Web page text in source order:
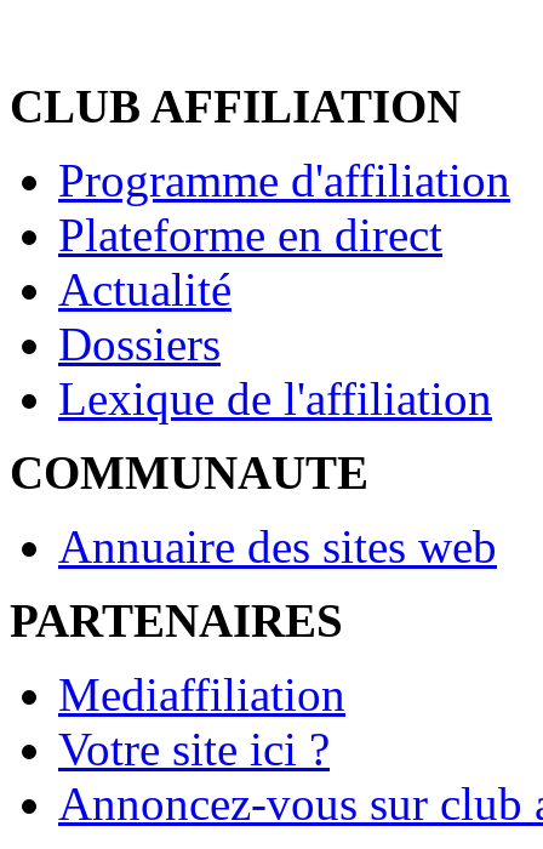
CLUB AFFILIATION
Programme d'affiliation
Plateforme en direct
Actualité
Dossiers
Lexique de l'affiliation
COMMUNAUTE
Annuaire des sites web
PARTENAIRES
Mediaffiliation
Votre site ici ?
Annoncez-vous sur